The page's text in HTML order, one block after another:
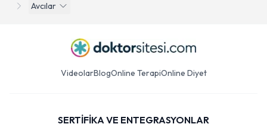
Avcılar
VideolarBlogOnline TerapiOnline Diyet
SERTİFİKA VE ENTEGRASYONLAR